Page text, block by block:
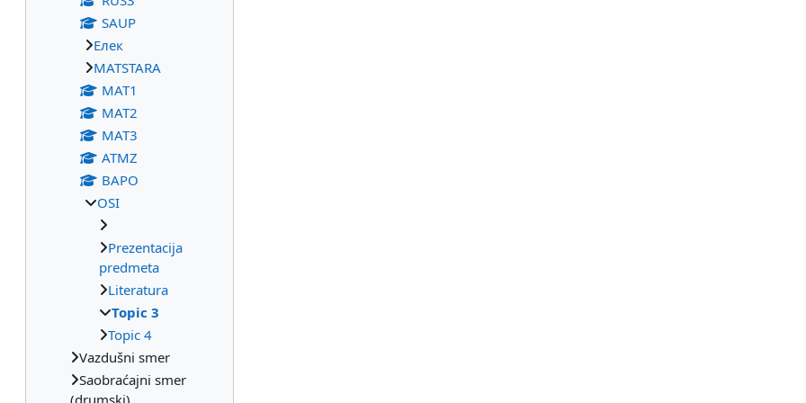
SAUP
Eлек
МАТSTARA
МАТ1
МАТ2
МАТ3
ATMZ
BAPO
OSI
Prezentacija
predmeta
Literatura
Topic 3
Topic 4
Vazdušni smer
Saobraćajni smer
(drumski)